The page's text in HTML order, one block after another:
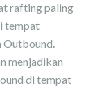
rafting paling
tempat
Outbound.
menjadikan
di tempat